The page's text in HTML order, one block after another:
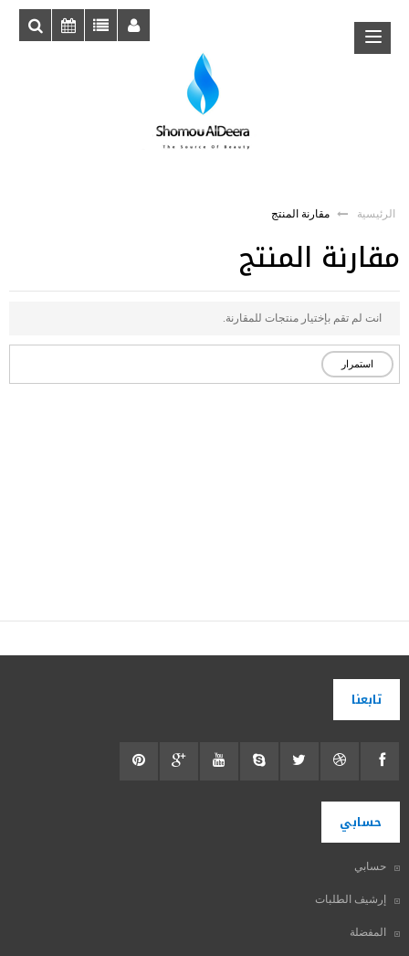
الرئيسية مقارنة المنتج
مقارنة المنتج
انت لم تقم بإختيار منتجات للمقارنة.
استمرار
تابعنا
حسابي
حسابي
إرشيف الطلبات
المفضلة